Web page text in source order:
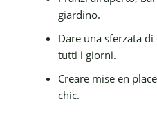
giardino.
Dare una sferzata
tutti i giorni.
Creare mise en
chic.